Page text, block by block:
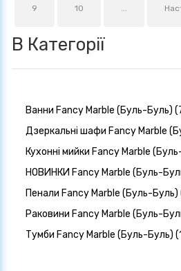
9 10
В Категорії
Ванни Fancy Marble (Буль-Буль)
Дзеркальні шафи Fancy Marble
Кухонні мийки Fancy Marble
НОВИНКИ Fancy Marble (Буль-
Пенали Fancy Marble (Буль-Буль)
Раковини Fancy Marble (Буль-
Тумби Fancy Marble (Буль-Буль)